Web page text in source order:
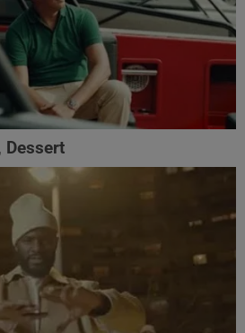
Dessert